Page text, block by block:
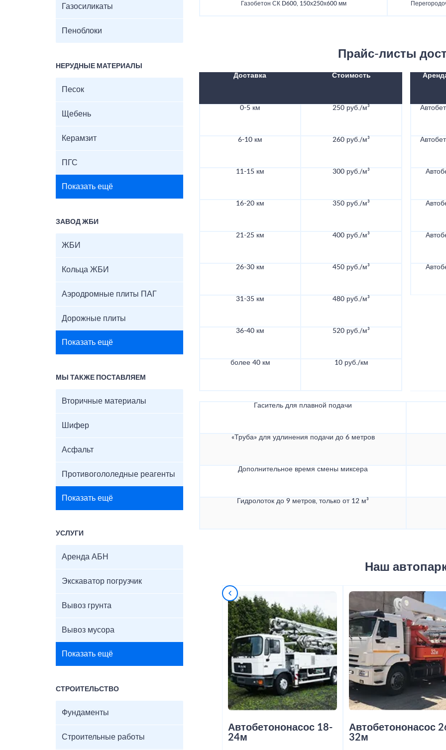
Газосиликаты
Пеноблоки
НЕРУДНЫЕ МАТЕРИАЛЫ
Песок
Щебень
Керамзит
ПГС
Показать ещё
ЗАВОД ЖБИ
ЖБИ
Кольца ЖБИ
Аэродромные плиты ПАГ
Дорожные плиты
Показать ещё
МЫ ТАКЖЕ ПОСТАВЛЯЕМ
Вторичные материалы
Шифер
Асфальт
Противогололедные реагенты
Показать ещё
УСЛУГИ
Аренда АБН
Экскаватор погрузчик
Вывоз грунта
Вывоз мусора
Показать ещё
СТРОИТЕЛЬСТВО
Фундаменты
Строительные работы
Газобетон СК D600, 150х250х600 мм
Прайс-листы
Доставка Стоимость
0-5 км 250 руб./м³
6-10 км 260 руб./м³
11-15 км 300 руб./м³
16-20 км 350 руб./м³
21-25 км 400 руб./м³
26-30 км 450 руб./м³
31-35 км 480 руб./м³
36-40 км 520 руб./м³
более 40 км 10 руб./км
Гаситель для плавной подачи
«Труба» для удлинения подачи до 6 метров
Дополнительное время смены миксера
Гидролоток до 9 метров, только от 12 м³
Наш
Автобетононасос 18-
24м
Автобетононасос
32м